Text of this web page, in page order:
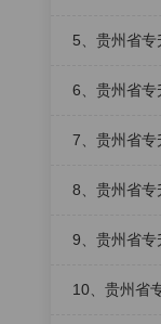
5、贵州省专
6、贵州省
7、贵州省专
8、贵州省专
9、贵州省专
10、贵州省